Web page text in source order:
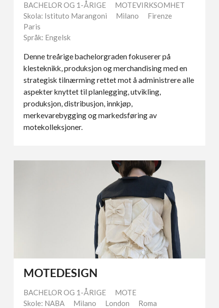
BACHELOR OG 1-ÅRIGE
MOTEVIRKSOMHET
Skola: Istituto Marangoni
Milano
Firenze
Paris
Språk: Engelsk
Denne treårige bachelorgraden fokuserer på
klesteknikk, produksjon og merchandising med en
strategisk tilnærming rettet mot å administrere alle
aspekter knyttet til planlegging, utvikling,
produksjon, distribusjon, innkjøp,
merkevarebygging og markedsføring av
motekolleksjoner.
MOTEDESIGN
BACHELOR OG 1-ÅRIGE
MOTE
Skole: NABA
Milano London
Roma